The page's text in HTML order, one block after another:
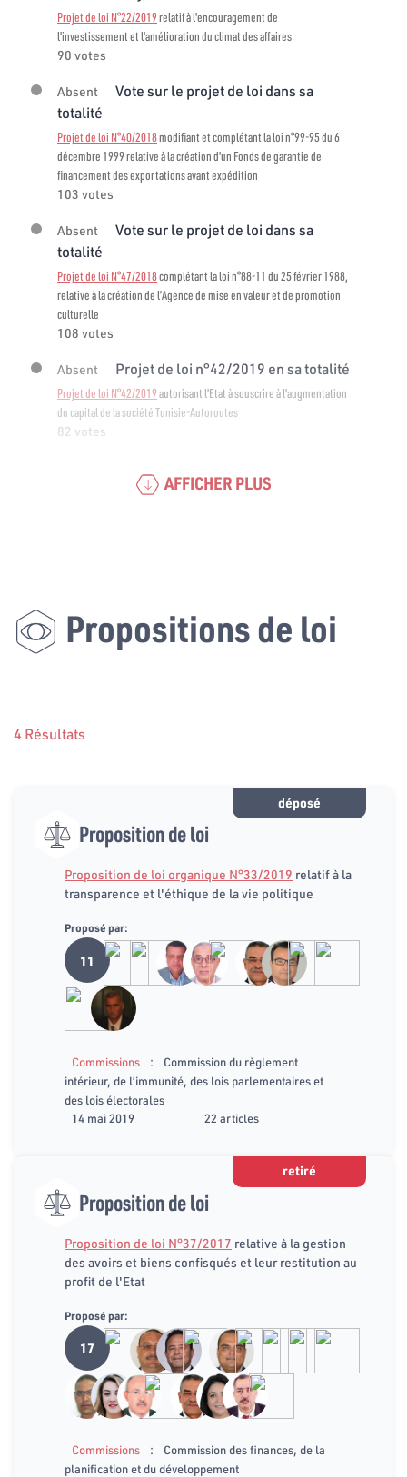
Projet de loi N°22/2019relatif à l'encouragement de
l'investissement et l'amélioration du climat des affaires
90 votes
Absent
Vote sur le projet de loi dans sa
totalité
Projet de loi N°40/2018modifiant et complétant la loi n°99-95 du 6
décembre 1999 relative à la création d'un Fonds de garantie de
financement des exportations avant expédition
103 votes
Absent
Vote sur le projet de loi dans sa
totalité
Projet de loi N°47/2018complétant la loi n°88-11 du 25 février 1988,
relative à la création de l’Agence de mise en valeur et de promotion
culturelle
108 votes
Absent Projet de loi n°42/2019 en sa totalité
Projet de loi N°42/2019autorisant l'Etat à souscrire à l'augmentation
du capital de la société Tunisie-Autoroutes
82 votes
AFFICHER PLUS
Propositions de loi
4 Résultats
déposé
Proposition de loi
Proposition de loi organique N°33/2019 relatif à la
transparence et l'éthique de la vie politique
Proposé par:
11
Commissions :
Commission du règlement
intérieur, de l’immunité, des lois parlementaires et
des lois électorales
14 mai 2019
22 articles
retiré
Proposition de loi
Proposition de loi N°37/2017 relative à la gestion
des avoirs et biens confisqués et leur restitution au
profit de l'Etat
Proposé par:
17
Commissions :
Commission des finances, de la
planification et du développement